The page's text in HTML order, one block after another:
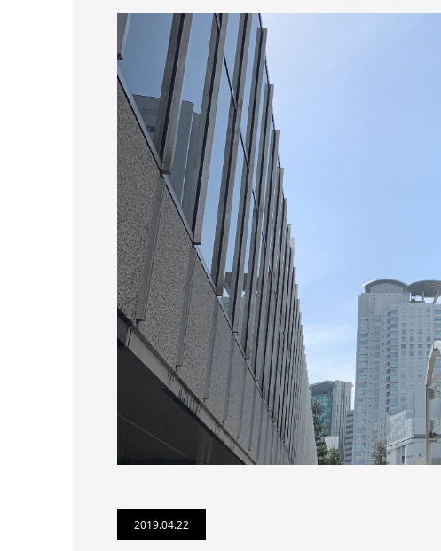
2019.04.22